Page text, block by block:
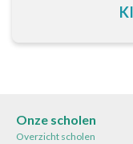
Onze scholen
Overzicht scholen